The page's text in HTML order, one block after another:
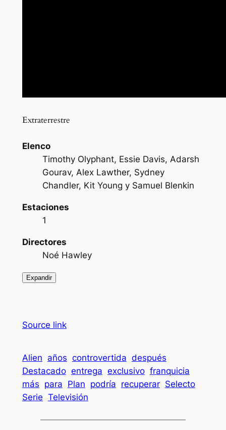
Extraterrestre
Elenco
Timothy Olyphant, Essie Davis, Adarsh ​​
Gourav, Alex Lawther, Sydney
Chandler, Kit Young y Samuel Blenkin
Estaciones
1
Directores
Noé Hawley
Expandir
Source link
Alien años controvertida después
Destacado entrega exclusivo franquicia
más para Plan podría recuperar Selecto
Serie Televisión